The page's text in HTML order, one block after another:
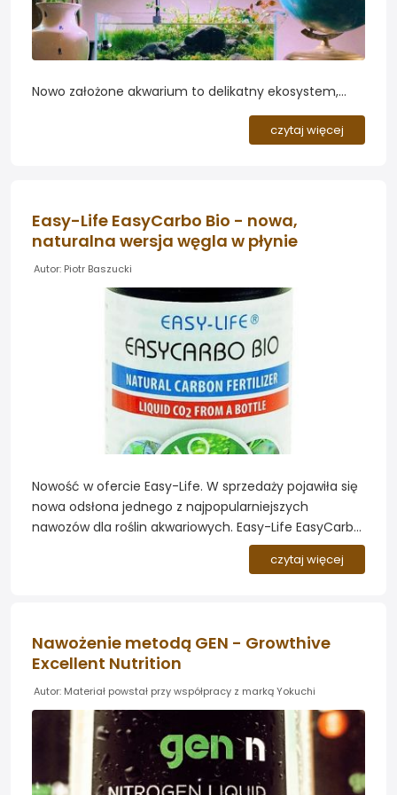
Nowo założone akwarium to delikatny ekosystem,
na gotowe - woda jest klarowna, rośliny posadzone,
filtr działa - jego biologia dopiero zaczyna
czytaj więcej
Easy-Life EasyCarbo Bio - nowa,
naturalna wersja węgla w płynie
Autor: Piotr Baszucki
Nowość w ofercie Easy-Life. W sprzedaży pojawiła się
nowa odsłona jednego z najpopularniejszych
nawozów dla roślin akwariowych. Easy-Life EasyCarbo
Bio to naturalna wersja znanego od lat płynnego
węgla holenderskiej marki Easy-Life - preparatu, który
czytaj więcej
Nawożenie metodą GEN - Growthive
Excellent Nutrition
Autor: Materiał powstał przy współpracy z marką Yokuchi